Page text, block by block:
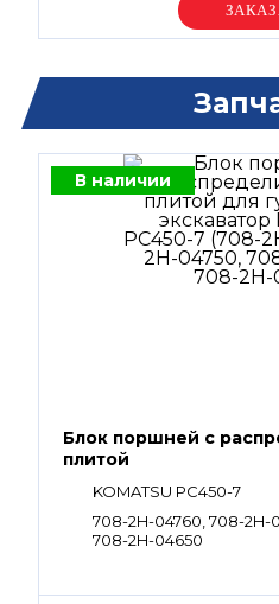
В наличии
Блок поршней c
плитой
KOMATSU PC450-7
708-2H-04760, 708-2H-
708-2H-04650